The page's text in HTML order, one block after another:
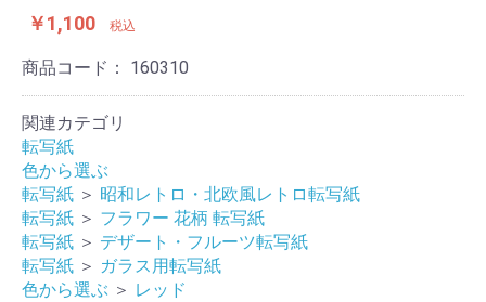
￥1,100 税込
商品コード： 160310
関連カテゴリ
転写紙
色から選ぶ
転写紙 ＞ 昭和レトロ・北欧風レトロ転写紙
転写紙 ＞ フラワー 花柄 転写紙
転写紙 ＞ デザート・フルーツ転写紙
転写紙 ＞ ガラス用転写紙
色から選ぶ ＞ レッド